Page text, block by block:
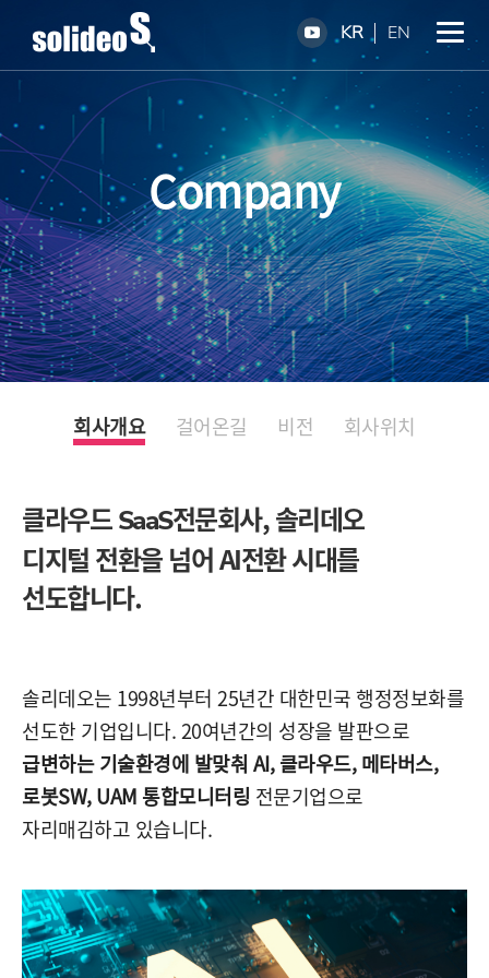
KR EN
Company
회사개요 걸어온길 비전 회사위치
클라우드SaaS전문회사,솔리데오
디지털 전환을 넘어 AI전환 시대를
선도합니다.
솔리데오는 1998년부터 25년간 대한민국 행정정보화를
선도한 기업입니다. 20여년간의 성장을 발판으로
급변하는 기술환경에 발맞춰 AI, 클라우드, 메타버스,
로봇SW, UAM 통합모니터링 전문기업으로
자리매김하고 있습니다.